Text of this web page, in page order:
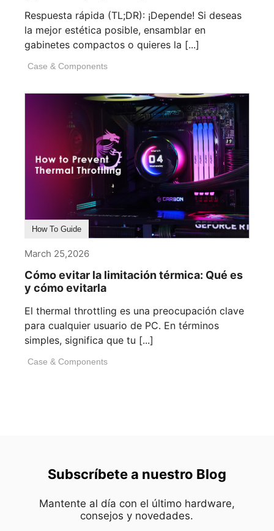
Respuesta rápida (TL;DR): ¡Depende! Si deseas
la mejor estética posible, ensamblar en
gabinetes compactos o quieres la [...]
Case & Components
How To Guide
March 25,2026
Cómo evitar la limitación térmica: Qué es
y cómo evitarla
El thermal throttling es una preocupación clave
para cualquier usuario de PC. En términos
simples, significa que tu [...]
Case & Components
Subscríbete a nuestro Blog
Mantente al día con el último hardware,
consejos y novedades.